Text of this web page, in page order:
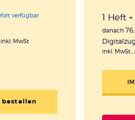
verfügbar
inkl. MwSt
bestellen
1 Heft
danach
inkl. MwSt.,